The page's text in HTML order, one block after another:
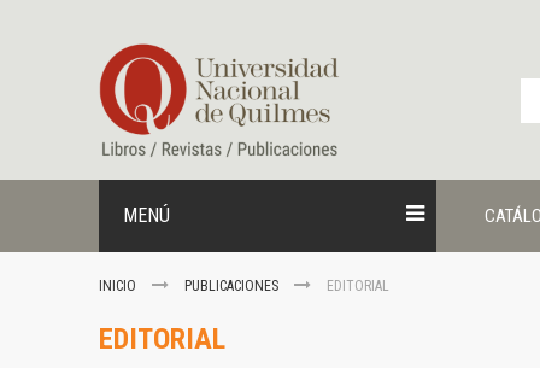
contenido
MENÚ
INICIO PUBLICACIONES EDITORIAL
EDITORIAL